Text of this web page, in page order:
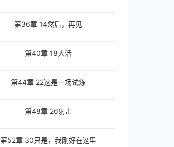
第36章 14然后，再见
第40章 18大活
第44章 22这是一场试炼
第48章 26射击
第52章 30只是，我刚好在这里